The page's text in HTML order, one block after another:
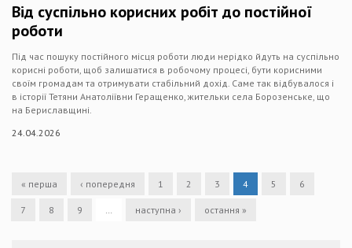
Від суспільно корисних робіт до постійної
роботи
Під час пошуку постійного місця роботи люди нерідко йдуть на суспільно
корисні роботи, щоб залишатися в робочому процесі, бути корисними
своїм громадам та отримувати стабільний дохід. Саме так відбувалося і
в історії Тетяни Анатоліївни Геращенко, жительки села Борозенське, що
на Бериславщині.
24.04.2026
« перша ‹ попередня 1 2 3 4 5 6
7 8 9 наступна › остання »